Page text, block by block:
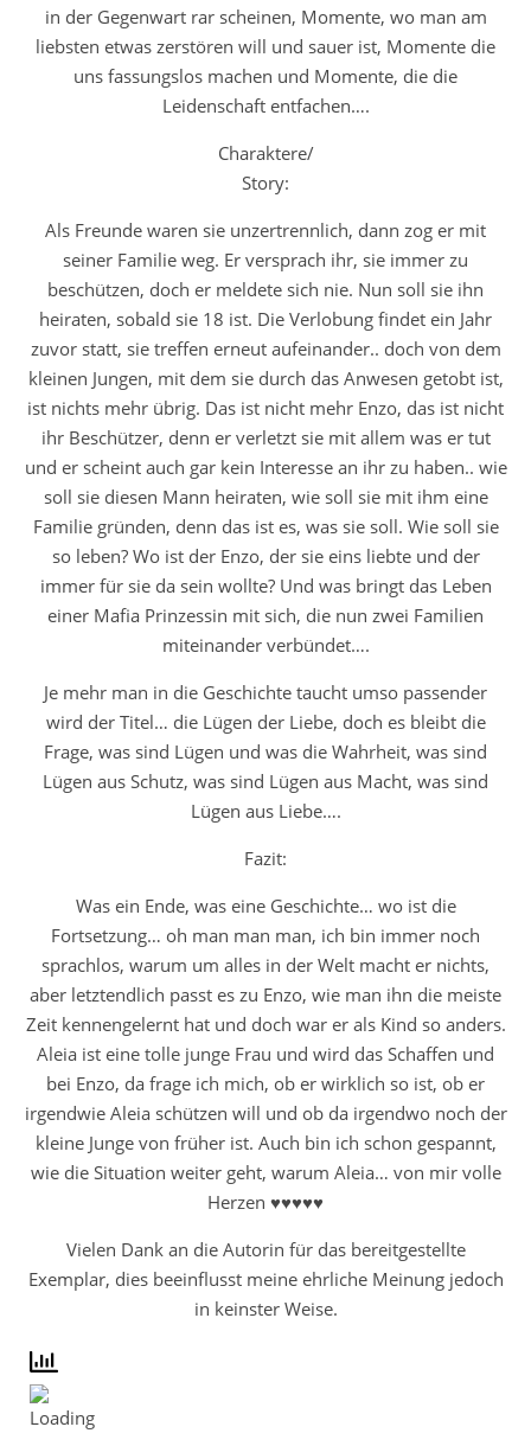
in der Gegenwart rar scheinen, Momente, wo man am
liebsten etwas zerstören will und sauer ist, Momente die
uns fassungslos machen und Momente, die die
Leidenschaft entfachen….
Charaktere/
Story:
Als Freunde waren sie unzertrennlich, dann zog er mit
seiner Familie weg. Er versprach ihr, sie immer zu
beschützen, doch er meldete sich nie. Nun soll sie ihn
heiraten, sobald sie 18 ist. Die Verlobung findet ein Jahr
zuvor statt, sie treffen erneut aufeinander.. doch von dem
kleinen Jungen, mit dem sie durch das Anwesen getobt ist,
ist nichts mehr übrig. Das ist nicht mehr Enzo, das ist nicht
ihr Beschützer, denn er verletzt sie mit allem was er tut
und er scheint auch gar kein Interesse an ihr zu haben.. wie
soll sie diesen Mann heiraten, wie soll sie mit ihm eine
Familie gründen, denn das ist es, was sie soll. Wie soll sie
so leben? Wo ist der Enzo, der sie eins liebte und der
immer für sie da sein wollte? Und was bringt das Leben
einer Mafia Prinzessin mit sich, die nun zwei Familien
miteinander verbündet….
Je mehr man in die Geschichte taucht umso passender
wird der Titel… die Lügen der Liebe, doch es bleibt die
Frage, was sind Lügen und was die Wahrheit, was sind
Lügen aus Schutz, was sind Lügen aus Macht, was sind
Lügen aus Liebe….
Fazit:
Was ein Ende, was eine Geschichte… wo ist die
Fortsetzung… oh man man man, ich bin immer noch
sprachlos, warum um alles in der Welt macht er nichts,
aber letztendlich passt es zu Enzo, wie man ihn die meiste
Zeit kennengelernt hat und doch war er als Kind so anders.
Aleia ist eine tolle junge Frau und wird das Schaffen und
bei Enzo, da frage ich mich, ob er wirklich so ist, ob er
irgendwie Aleia schützen will und ob da irgendwo noch der
kleine Junge von früher ist. Auch bin ich schon gespannt,
wie die Situation weiter geht, warum Aleia… von mir volle
Herzen ♥♥♥♥♥
Vielen Dank an die Autorin für das bereitgestellte
Exemplar, dies beeinflusst meine ehrliche Meinung jedoch
in keinster Weise.